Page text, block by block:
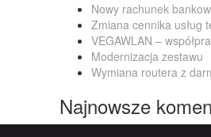
Nowy rachunek
Zmiana cennika usług
VEGAWLAN –
Modernizacja zestawu
Wymiana routera z
Najnowsze